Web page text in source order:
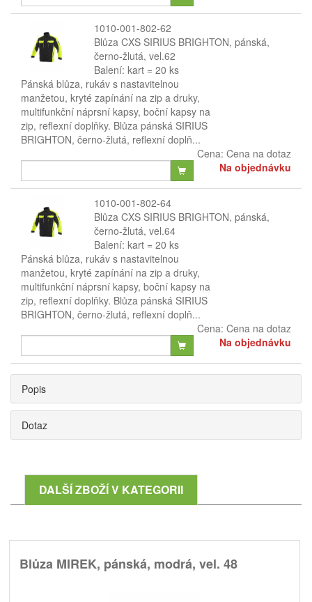
1010-001-802-62
Blůza CXS SIRIUS BRIGHTON, pánská,
černo-žlutá, vel.62
Balení: kart = 20 ks
Pánská blůza, rukáv s nastavitelnou
manžetou, kryté zapínání na zip a druky,
multifunkční náprsní kapsy, boční kapsy na
zip, reflexní doplňky. Blůza pánská SIRIUS
BRIGHTON, černo-žlutá, reflexní doplň...
Cena: Cena na dotaz
Na objednávku
1010-001-802-64
Blůza CXS SIRIUS BRIGHTON, pánská,
černo-žlutá, vel.64
Balení: kart = 20 ks
Pánská blůza, rukáv s nastavitelnou
manžetou, kryté zapínání na zip a druky,
multifunkční náprsní kapsy, boční kapsy na
zip, reflexní doplňky. Blůza pánská SIRIUS
BRIGHTON, černo-žlutá, reflexní doplň...
Cena: Cena na dotaz
Na objednávku
Popis
Dotaz
DALŠÍ ZBOŽÍ V KATEGORII
Blůza MIREK, pánská, modrá, vel. 48